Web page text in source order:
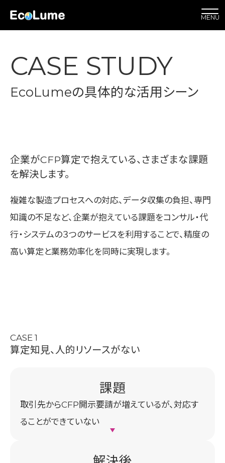
利用ケース
ご契約の流れ
無料デモの申し込
資料請求
CASE STUDY
EcoLumeの具体的な活用シーン
企業がCFP算定で抱えている、さまざまな課題
を解決します。
複雑な製造プロセスへの対応、データ収集の負担、専門
知識の不足など、企業が抱えている課題をコンサル・代
行・システムの３つのサービスを利用することで、精度の
高い算定と業務効率化を同時に実現します。
CASE 1
算定知見、人的リソースがない
取引先からCFP開示要請が増えているが、対応す
ることができていない